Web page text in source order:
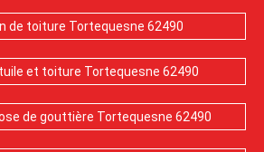
de toiture Tortequesne 62490
et toiture Tortequesne 62490
de gouttière Tortequesne 62490